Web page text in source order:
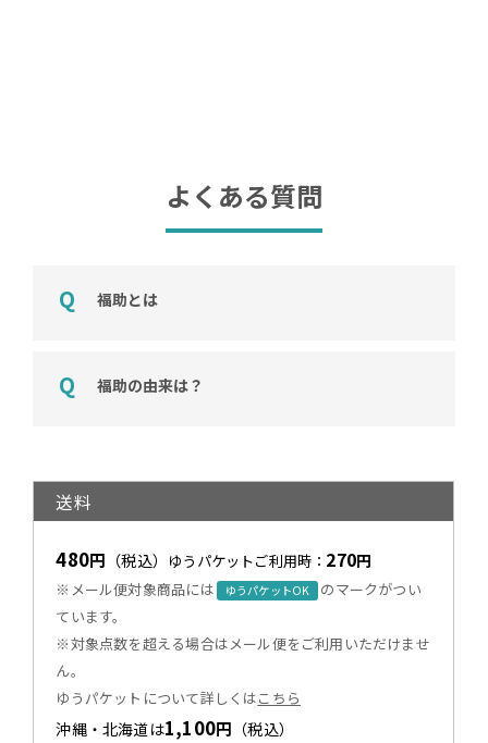
よくある質問
福助とは
福助の由来は？
送料
480円 （税込） ゆうパケットご利用時： 270円
※メール便対象商品には ゆうパケットOK
のマークがつい
ています。
※対象点数を超える場合はメール便をご利用いただけませ
ん。
ゆうパケットについて詳しくはこちら
沖縄・北海道は1,100円 （税込）